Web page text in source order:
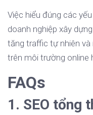
Việc hiểu đúng các
doanh nghiệp xây
tăng traffic tự nhiên và
trên môi trường online
FAQs
1. SEO tổng